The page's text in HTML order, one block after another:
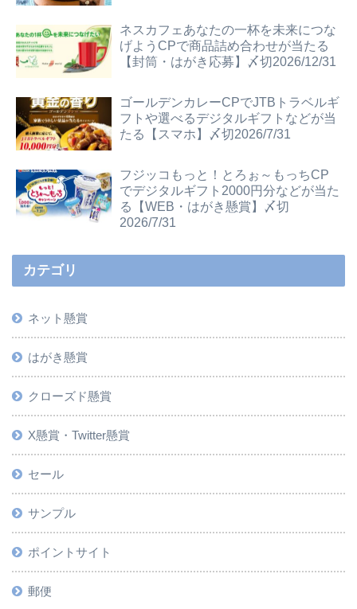
ネスカフェあなたの一杯を未来につな
げようCPで商品詰め合わせが当たる
【封筒・はがき応募】〆切2026/12/31
ゴールデンカレーCPでJTBトラベルギ
フトや選べるデジタルギフトなどが当
たる【スマホ】〆切2026/7/31
フジッコもっと！とろぉ～もっちCP
でデジタルギフト2000円分などが当た
る【WEB・はがき懸賞】〆切
2026/7/31
カテゴリ
ネット懸賞
はがき懸賞
クローズド懸賞
X懸賞・Twitter懸賞
セール
サンプル
ポイントサイト
郵便